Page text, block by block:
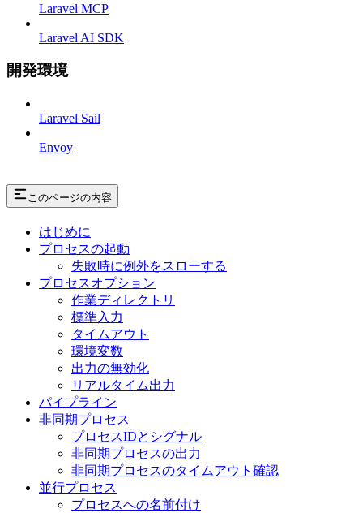
Laravel MCP
Laravel AI SDK
開発環境
Laravel Sail
Envoy
このページの内容
はじめに
プロセスの起動
失敗時に例外をスローする
プロセスオプション
作業ディレクトリ
標準入力
タイムアウト
環境変数
出力の無効化
リアルタイム出力
パイプライン
非同期プロセス
プロセスIDとシグナル
非同期プロセスの出力
非同期プロセスのタイムアウト確認
並行プロセス
プロセスへの名前付け